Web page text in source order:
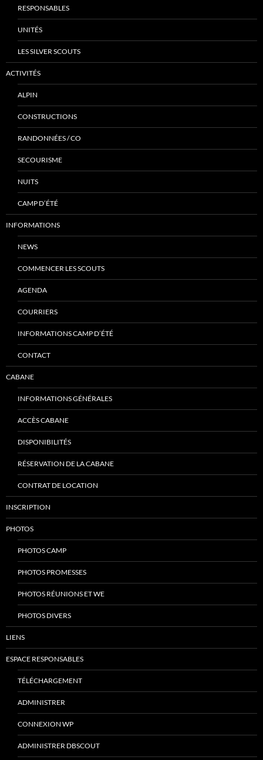
RESPONSABLES
UNITÉS
LES SILVER SCOUTS
ACTIVITÉS
ALPIN
CONSTRUCTIONS
RANDONNÉES / CO
SECOURISME
NUITS
CAMP D’ÉTÉ
INFORMATIONS
NEWS
COMMENCER LES SCOUTS
AGENDA
COURRIERS
INFORMATIONS CAMP D’ÉTÉ
CONTACT
CABANE
INFORMATIONS GÉNÉRALES
ACCÈS CABANE
DISPONIBILITÉS
RÉSERVATION DE LA CABANE
CONTRAT DE LOCATION
INSCRIPTION
PHOTOS
PHOTOS CAMP
PHOTOS PROMESSES
PHOTOS RÉUNIONS ET WE
PHOTOS DIVERS
LIENS
ESPACE RESPONSABLES
TÉLÉCHARGEMENT
ADMINISTRER
CONNEXION WP
ADMINISTRER DBSCOUT